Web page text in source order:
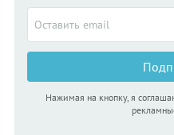
Нажимая на кнопку, я